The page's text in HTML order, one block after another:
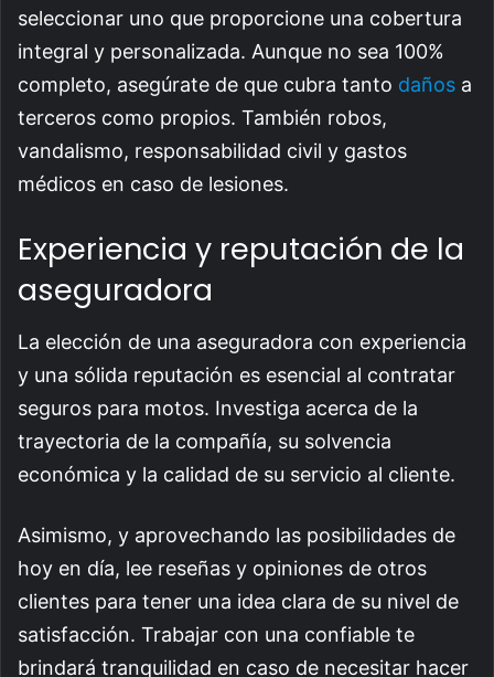
seleccionar uno que proporcione una cobertura
integral y personalizada. Aunque no sea 100%
completo, asegúrate de que cubra tanto daños a
terceros como propios. También robos,
vandalismo, responsabilidad civil y gastos
médicos en caso de lesiones.
Experiencia y reputación de la
aseguradora
La elección de una aseguradora con experiencia
y una sólida reputación es esencial al contratar
seguros para motos. Investiga acerca de la
trayectoria de la compañía, su solvencia
económica y la calidad de su servicio al cliente.
Asimismo, y aprovechando las posibilidades de
hoy en día, lee reseñas y opiniones de otros
clientes para tener una idea clara de su nivel de
satisfacción. Trabajar con una confiable te
brindará tranquilidad en caso de necesitar hacer